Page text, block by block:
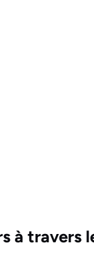
à travers